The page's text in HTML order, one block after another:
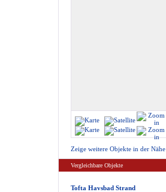
Zeige weitere Objekte in der Nähe
Vergleichbare Objekte
Tofta Havsbad Strand